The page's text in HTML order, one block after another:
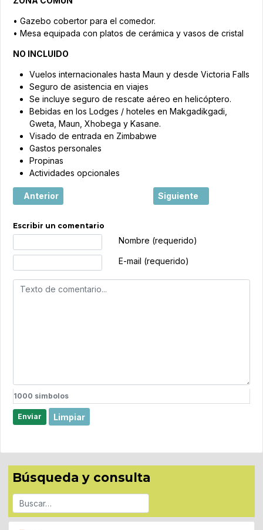
• Gazebo cobertor para el comedor.
• Mesa equipada con platos de cerámica y vasos de cristal
NO INCLUIDO
Vuelos internacionales hasta Maun y desde Victoria Falls
Seguro de asistencia en viajes
Se incluye seguro de rescate aéreo en helicóptero.
Bebidas en los Lodges / hoteles en Makgadikgadi,
Gweta, Maun, Xhobega y Kasane.
Visado de entrada en Zimbabwe
Gastos personales
Propinas
Actividades opcionales
Artículo anterior: Mapa Mundi lanza la promoción “¡Viva
Anterior Artículo siguiente:
Siguiente
Escribir un comentario
Nombre (requerido)
E-mail (requerido)
1000 simbolos
Enviar Limpiar
Búsqueda y consulta
Buscar